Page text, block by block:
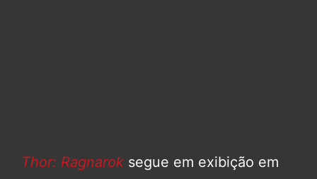
Thor: Ragnarok segue em exibição em